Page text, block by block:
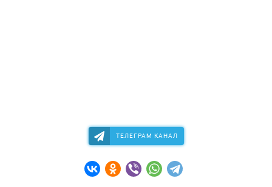
ТЕЛЕГРАМ КАНАЛ